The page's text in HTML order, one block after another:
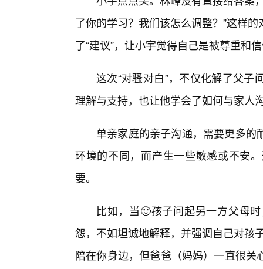
了你的学习？我们该怎么调整？”这样的
了“建议”，让小宇觉得自己是被尊重和
这次“对骚对白”，不仅化解了父
理解与支持，也让他学会了如何与家人
单亲家庭的亲子沟通，需要更多
环境的不同，而产生一些敏感或不安
要。
比如，当🙂孩子问起另一方父母
怨，不如坦诚地解释，并强调自己对孩
陪在你身边，但爸爸（妈妈）一直很